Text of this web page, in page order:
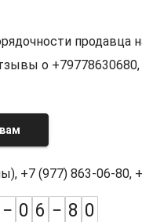
о
(977) 863-06-80,
− 0 6 − 8 0